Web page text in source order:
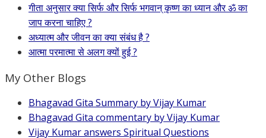
गीता अनुसार क्या सिर्फ और सिर्फ भगवान् कृष्ण का ध्यान और ॐ का
जाप करना चाहिए ?
अध्यात्म और जीवन का क्या संबंध है ?
आत्मा परमात्मा से अलग क्यों हुई ?
My Other Blogs
Bhagavad Gita Summary by Vijay Kumar
Bhagavad Gita commentary by Vijay Kumar
Vijay Kumar answers Spiritual Questions